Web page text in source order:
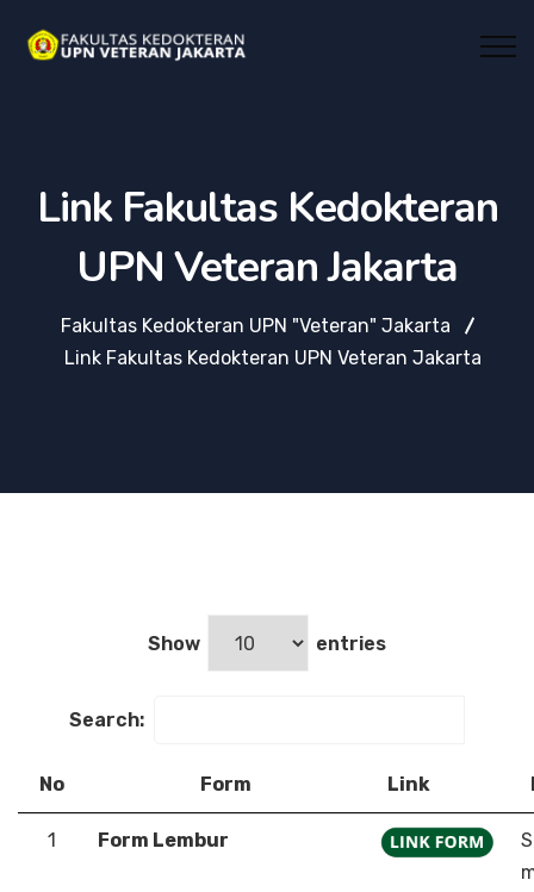
Link Fakultas Kedokteran
UPN Veteran Jakarta
Fakultas Kedokteran UPN "Veteran" Jakarta
Link Fakultas Kedokteran UPN Veteran Jakarta
Show entries
Search:
No Form Link
1 Form Lembur